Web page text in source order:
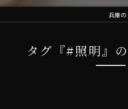
兵庫の
タグ『#照明』